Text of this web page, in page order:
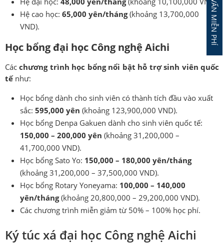
Hệ cao học: 65,000 yên/tháng(khoảng 13,700,000
VND).
Học bổng đại học Công nghệ Aichi
Cácchương trình học bổng nổi bật hỗ trợ sinh viên quốc
tếnhư:
Học bổng dành cho sinh viên có thành tích đầu vào xuất
sắc: 595,000 yên (khoảng 123,900,000 VND).
Học bổng Denpa Gakuen dành cho sinh viên quốc tế:
150,000 – 200,000 yên (khoảng 31,200,000 –
41,700,000 VND).
Học bổng Sato Yo: 150,000 – 180,000 yên/tháng
(khoảng 31,200,000 – 37,500,000 VND).
Học bổng Rotary Yoneyama: 100,000 – 140,000
yên/tháng(khoảng 20,800,000 – 29,200,000 VND).
Các chương trình miễn giảm từ 50% – 100% học phí.
Ký túc xá đại học Công nghệ Aichi